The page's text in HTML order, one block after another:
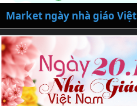
Market ngày nhà giáo